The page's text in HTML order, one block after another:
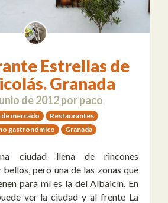
Estrellas de
Granada
de 2012porpaco
mercado
Restaurantes
gastronómico
Granada
ciudad llena de rincones
pero una de las zonas que
para mí es la del Albaicín. En
ver la ciudad y al frente La